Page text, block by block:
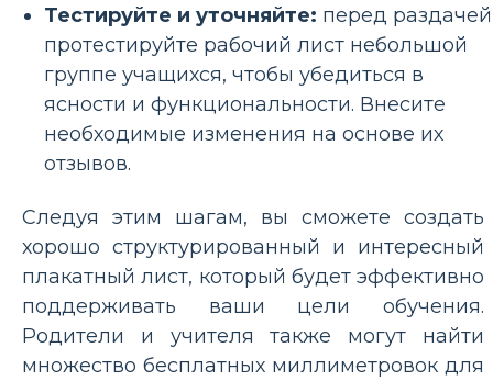
Тестируйте и уточняйте: перед раздачей
протестируйте рабочий лист небольшой
группе учащихся, чтобы убедиться в
ясности и функциональности. Внесите
необходимые изменения на основе их
отзывов.
Следуя этим шагам, вы сможете создать
хорошо структурированный и интересный
плакатный лист, который будет эффективно
поддерживать ваши цели обучения.
Родители и учителя также могут найти
множество бесплатных миллиметровок для